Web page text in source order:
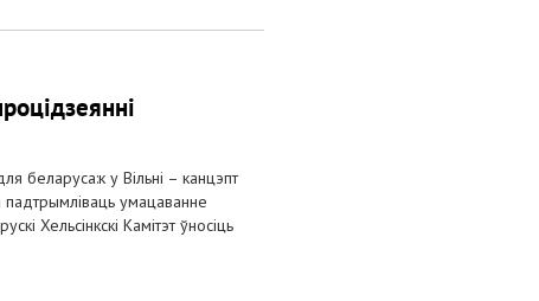
беларуса:к у Вільні – канцэпт
умацаванне
Хельсінкскі Камітэт ўносіць